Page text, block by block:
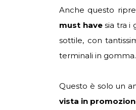
Anche questo
must havesia tra i
sottile, con
terminali in gomma.
Questo è solo un
vista in